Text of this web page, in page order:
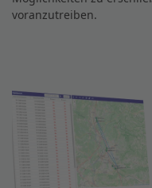
voranzutreiben.